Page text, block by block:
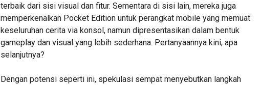
terbaik dari sisi visual dan fitur. Sementara di sisi lain, mereka juga
memperkenalkan Pocket Edition untuk perangkat mobile yang memuat
keseluruhan cerita via konsol, namun dipresentasikan dalam bentuk
gameplay dan visual yang lebih sederhana. Pertanyaannya kini, apa
selanjutnya?
Dengan potensi seperti ini, spekulasi sempat menyebutkan langkah